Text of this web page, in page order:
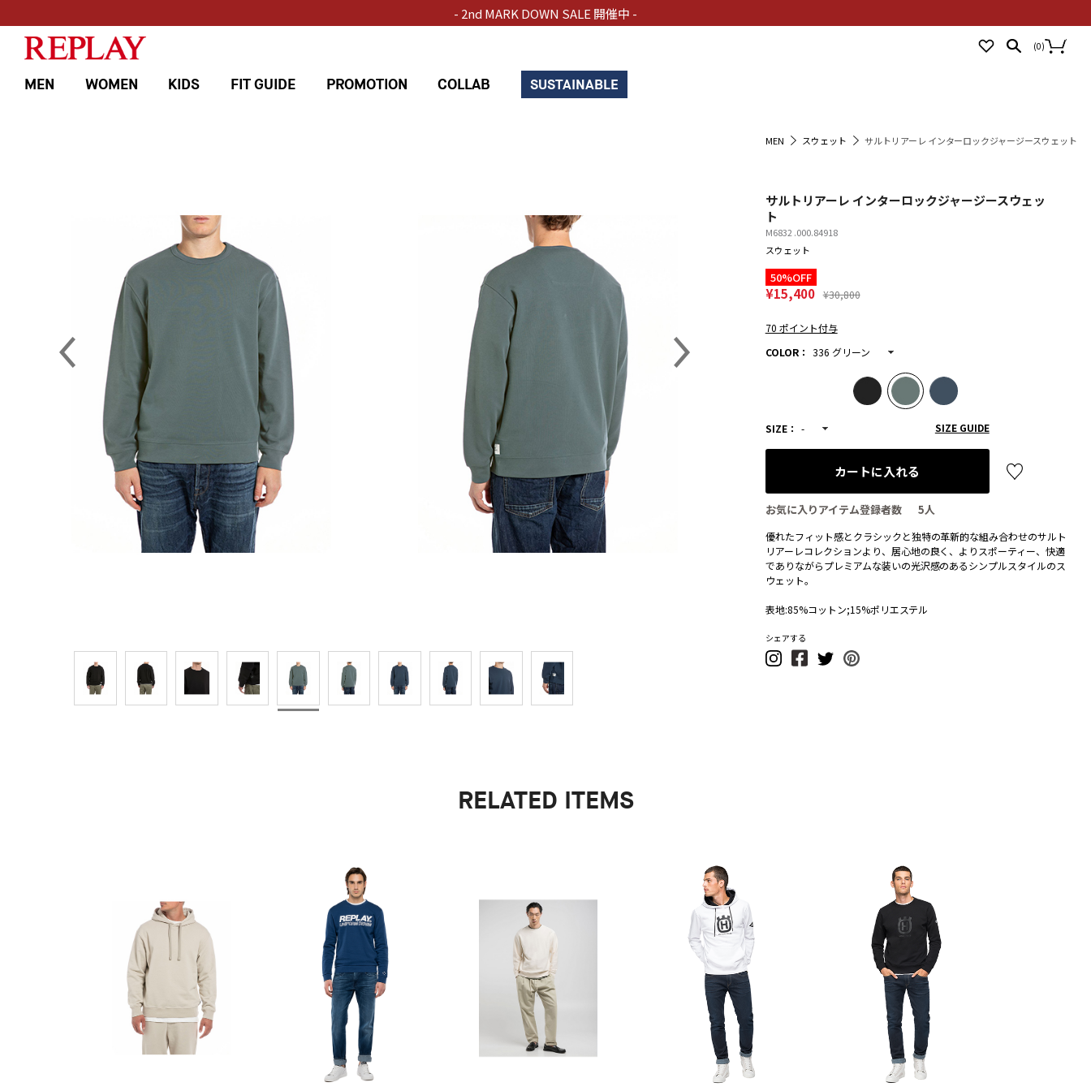
- 2nd MARK DOWN SALE 開催中 -
(0)
MEN WOMEN KIDS FIT GUIDE PROMOTION COLLAB SUSTAINABLE
MEN スウェット サルトリアーレ インターロックジャージースウェット
サルトリアーレ インターロックジャージースウェッ
ト
M6832 .000.84918
スウェット
50%OFF
¥15,400 ¥30,800
70 ポイント付与
COLOR： 336 グリーン
SIZE： - SIZE GUIDE
カートに入れる
お気に入りアイテム登録者数 5人
優れたフィット感とクラシックと独特の革新的な組み合わせのサルト
リアーレコレクションより、居心地の良く、よりスポーティー、快適
でありながらプレミアムな装いの光沢感のあるシンプルスタイルのス
ウェット。
表地:85%コットン;15%ポリエステル
シェアする
RELATED ITEMS